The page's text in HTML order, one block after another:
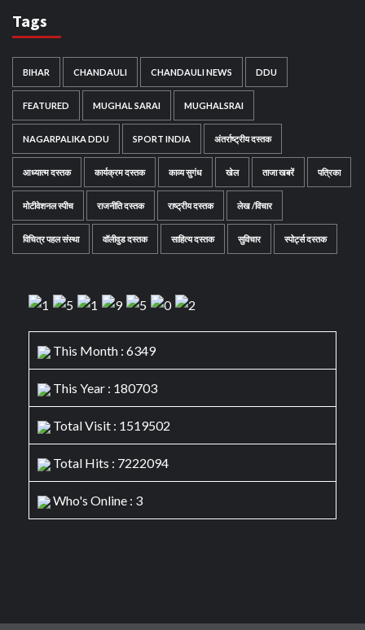
Tags
BIHAR CHANDAULI CHANDAULI NEWS DDU
FEATURED MUGHAL SARAI MUGHALSRAI
NAGARPALIKA DDU SPORT INDIA अंतर्राष्ट्रीय दस्तक
आध्यात्म दस्तक कार्यक्रम दस्तक काव्य सुगंध खेल ताजा खबरें पत्रिका
मोटीवेशनल स्पीच राजनीति दस्तक राष्ट्रीय दस्तक लेख /विचार
विचित्र पहल संस्था वॉलीवुड दस्तक साहित्य दस्तक सुविचार स्पोर्ट्स दस्तक
This Month : 6349
This Year : 180703
Total Visit : 1519502
Total Hits : 7222094
Who's Online : 3